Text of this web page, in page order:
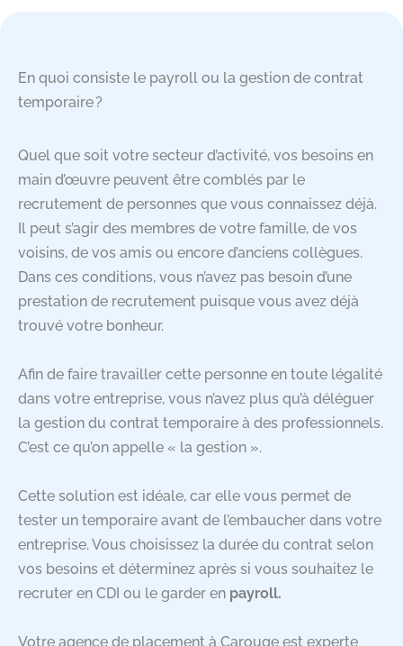
En quoi consiste le payroll ou la gestion de contrat
temporaire ?
Quel que soit votre secteur d’activité, vos besoins en
main d’œuvre peuvent être comblés par le
recrutement de personnes que vous connaissez déjà.
Il peut s’agir des membres de votre famille, de vos
voisins, de vos amis ou encore d’anciens collègues.
Dans ces conditions, vous n’avez pas besoin d’une
prestation de recrutement puisque vous avez déjà
trouvé votre bonheur.
Afin de faire travailler cette personne en toute légalité
dans votre entreprise, vous n’avez plus qu’à déléguer
la gestion du contrat temporaire à des professionnels.
C’est ce qu’on appelle « la gestion ».
Cette solution est idéale, car elle vous permet de
tester un temporaire avant de l’embaucher dans votre
entreprise. Vous choisissez la durée du contrat selon
vos besoins et déterminez après si vous souhaitez le
recruter en CDI ou le garder en payroll.
Votre agence de placement à Carouge est experte